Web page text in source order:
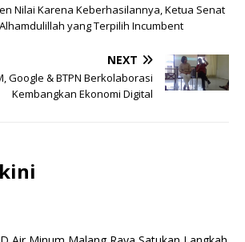
Nilai Karena Keberhasilannya, Ketua Senat
yang Terpilih Incumbent
NEXT
Google & BTPN Berkolaborasi
Kembangkan Ekonomi Digital